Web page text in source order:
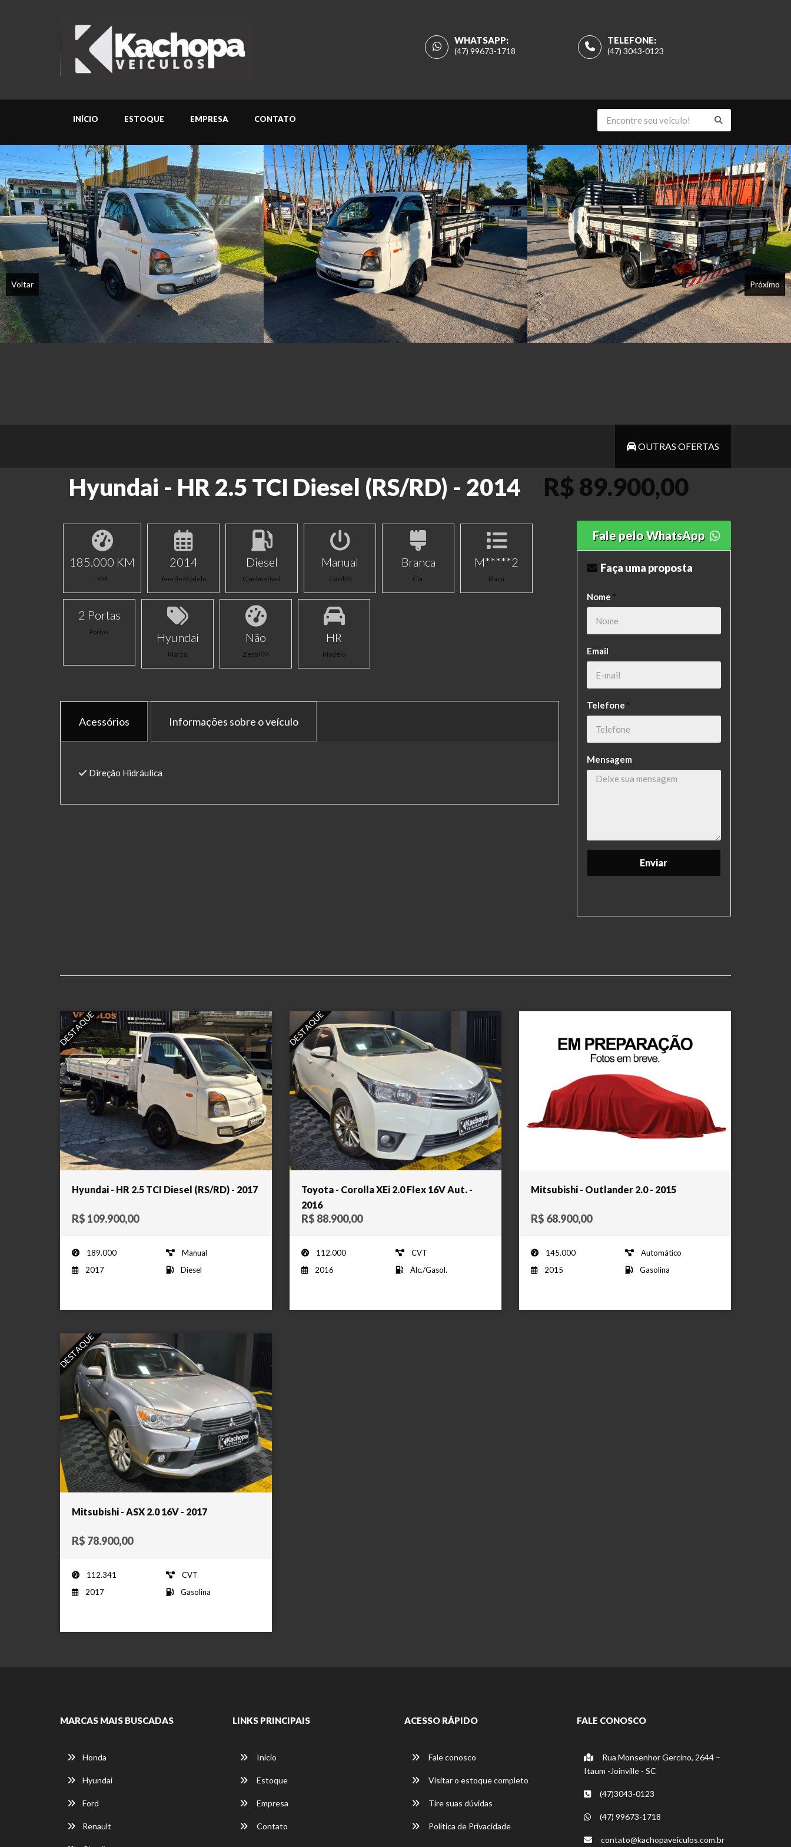
TELEFONE:
(47) 3043-0123
WHATSAPP:
(47) 99673-1718
INÍCIO ESTOQUE EMPRESA CONTATO
Voltar Próximo
OUTRAS OFERTAS
Hyundai - HR 2.5 TCI Diesel (RS/RD) - 2014 R$ 89.900,00
185.000 KM
KM
2014
Ano do Modelo
Diesel
Combustível
Manual
Câmbio
Branca
Cor
M*****2
Placa
2 Portas
Portas Hyundai
Marca
Não
Zero KM
HR
Modelo
Acessórios Informações sobre o veículo
Direção Hidráulica
Fale pelo WhatsApp
Faça uma proposta
Nome *
Email
Telefone *
Mensagem
DESTAQUE
Hyundai - HR 2.5 TCI Diesel (RS/RD) - 2017
R$ 109.900,00
189.000
Manual
2017
Diesel
DESTAQUE
Toyota - Corolla XEi 2.0 Flex 16V Aut. -
2016
R$ 88.900,00
112.000
CVT
2016
Álc./Gasol.
Mitsubishi - Outlander 2.0 - 2015
R$ 68.900,00
145.000
Automático
2015
Gasolina
DESTAQUE
Mitsubishi - ASX 2.0 16V - 2017
R$ 78.900,00
112.341
CVT
2017
Gasolina
MARCAS MAIS BUSCADAS
Honda
Hyundai
Ford
Renault
LINKS PRINCIPAIS
Início
Estoque
Empresa
Contato
ACESSO RÁPIDO
Fale conosco
Visitar o estoque completo
Tire suas dúvidas
Política de Privacidade
FALE CONOSCO
Rua Monsenhor Gercino, 2644 –
Itaum -Joinville - SC
(47)3043-0123
(47) 99673-1718
contato@kachopaveiculos.com.br